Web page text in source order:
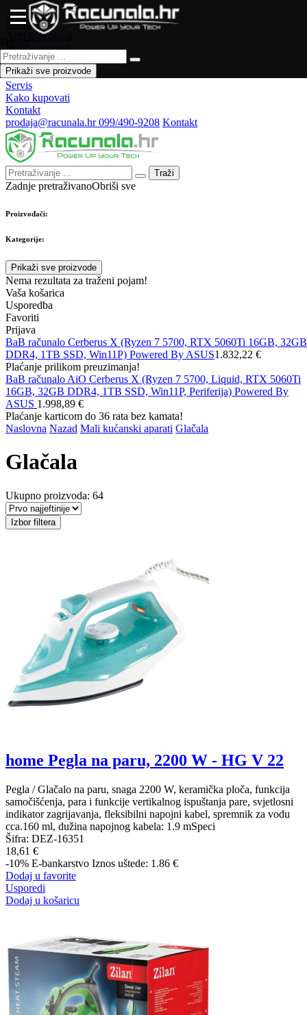
Naslovna
Artikli na akciji
Novo u ponudi
Česta pitanja
Forum
Servis
Kako kupovati
Kontakt
prodaja@racunala.hr099/490-9208 Kontakt
Traži
Zadnje pretraživanoObriši sve
Proizvođači:
Kategorije:
Prikaži sve proizvode
Nema rezultata za traženi pojam!
Vaša košarica
Usporedba
Favoriti
Prijava
Prikaži sve proizvode
BaB računalo Cerberus X (Ryzen 7 5700, RTX 5060Ti 16GB, 32GB
DDR4, 1TB SSD, Win11P) Powered By ASUS1.832,22 €
Plaćanje prilikom preuzimanja!
BaB računalo AiO Cerberus X (Ryzen 7 5700, Liquid, RTX 5060Ti
16GB, 32GB DDR4, 1TB SSD, Win11P, Periferija) Powered By
ASUS 1.998,89 €
Plaćanje karticom do 36 rata bez kamata!
Naslovna Nazad Mali kućanski aparati Glačala
Glačala
Ukupno proizvoda: 64
Izbor filtera
home Pegla na paru, 2200 W - HG V 22
Pegla / Glačalo na paru, snaga 2200 W, keramička ploča, funkcija
samočišćenja, para i funkcije vertikalnog ispuštanja pare, svjetlosni
indikator zagrijavanja, fleksibilni napojni kabel, spremnik za vodu
cca.160 ml, dužina napojnog kabela: 1.9 mSpeci
Šifra: DEZ-16351
18,61 €
-10% E-bankarstvo Iznos uštede: 1.86 €
Dodaj u favorite
Usporedi
Dodaj u košaricu